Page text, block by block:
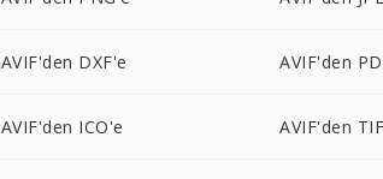
AVIF'den DXF'e AVIF'den
AVIF'den ICO'e AVIF'den